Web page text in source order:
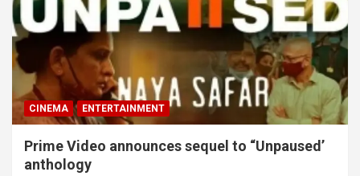
CINEMA ENTERTAINMENT
Prime Video announces sequel to “Unpaused’
anthology